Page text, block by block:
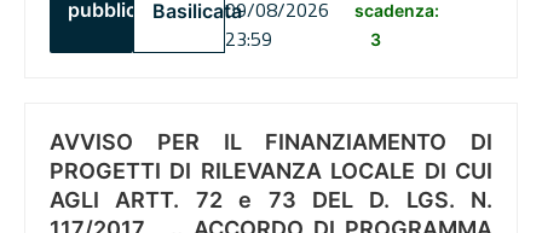
pubblico Basilicata09/08/2026
23:59
scadenza:
3
AVVISO PER IL FINANZIAMENTO DI
PROGETTI DI RILEVANZA LOCALE DI CUI
AGLI ARTT. 72 e 73 DEL D. LGS. N.